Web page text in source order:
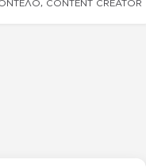
CONTENT CREATOR